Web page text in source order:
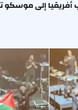
أفريقيا إلى